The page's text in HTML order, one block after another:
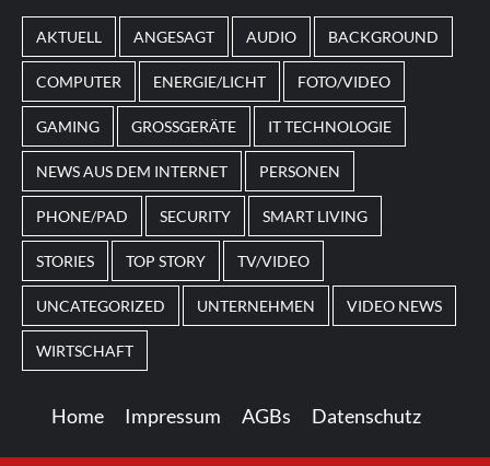
vonMagneticslotskönnen solche saisonalen Slots
beispielsweise an Feiertage oder besondere Events
angepasst sein.
AKTUELL ANGESAGT AUDIO BACKGROUND
COMPUTER ENERGIE/LICHT FOTO/VIDEO
GAMING GROSSGERÄTE IT TECHNOLOGIE
NEWS AUS DEM INTERNET PERSONEN
PHONE/PAD SECURITY SMART LIVING
STORIES TOP STORY TV/VIDEO
UNCATEGORIZED UNTERNEHMEN VIDEO NEWS
WIRTSCHAFT
Home Impressum AGBs Datenschutz